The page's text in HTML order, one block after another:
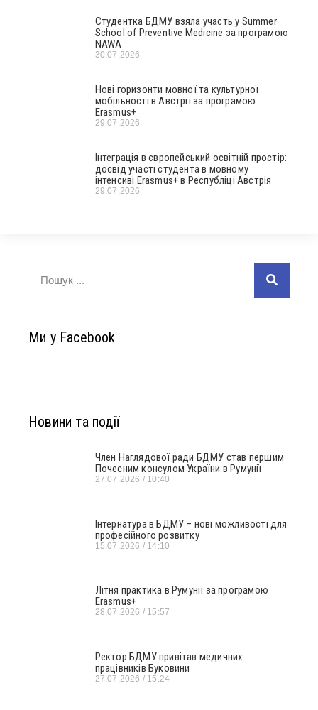
Студентка БДМУ взяла участь у Summer
School of Preventive Medicine за програмою
NAWA
30.07.2026
Нові горизонти мовної та культурної
мобільності в Австрії за програмою
Erasmus+
29.07.2026
Інтеграція в європейський освітній простір:
досвід участі студента в мовному
інтенсиві Erasmus+ в Республіці Австрія
29.07.2026
Ми у Facebook
Новини та події
Член Наглядової ради БДМУ став першим
Почесним консулом України в Румунії
27.07.2026 10:40
Інтернатура в БДМУ – нові можливості для
професійного розвитку
15.07.2026 14:10
Літня практика в Румунії за програмою
Erasmus+
28.07.2026 15:57
Ректор БДМУ привітав медичних
працівників Буковини
27.07.2026 15:24